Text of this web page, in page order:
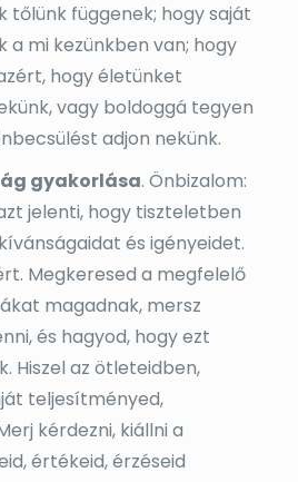
tőlünk függenek; hogy saját
a mi kezünkben van; hogy
hogy életünket
vagy boldoggá tegyen
adjon nekünk.
gyakorlása. Önbizalom:
jelenti, hogy tiszteletben
és igényeidet.
Megkeresed a megfelelő
magadnak, mersz
és hagyod, hogy ezt
Hiszel az ötleteidben,
teljesítményed,
kérdezni, kiállni a
értékeid, érzéseid